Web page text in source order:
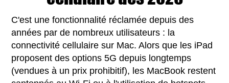
C'est une fonctionnalité réclamée depuis des
années par de nombreux utilisateurs : la
connectivité cellulaire sur Mac. Alors que les iPad
proposent des options 5G depuis longtemps
(vendues à un prix prohibitif), les MacBook restent